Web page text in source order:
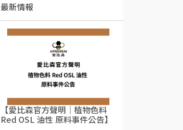
最新情報
【愛比森官方聲明｜植物色料
Red OSL 油性 原料事件公告】